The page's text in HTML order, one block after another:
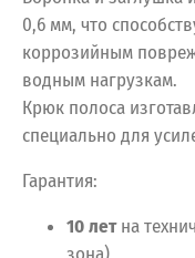
0,6 мм, что
коррозийным
водным нагрузкам.
Крюк полоса
специально для
Гарантия:
10 летна